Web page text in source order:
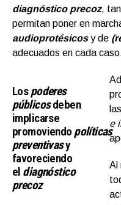
diagnóstico precoz,
permitan poner en
audioprotésicos y de
adecuados en cada
Lospoderes
públicosdeben
implicarse
promoviendo políticas
preventivasy
favoreciendo
el diagnóstico
precoz
las
e
Al